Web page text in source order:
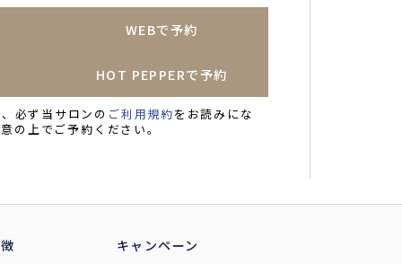
WEBで予約
HOT PEPPERで予約
必ず当サロンの ご利用規約をお読みにな
の上でご予約ください。
キャンペーン